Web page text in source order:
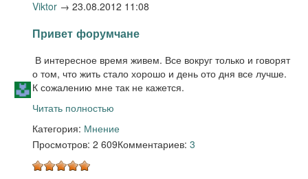
Viktor → 23.08.2012 11:08
Привет форумчане
В интересное время живем. Все вокруг только и говорят
о том, что жить стало хорошо и день ото дня все лучше.
К сожалению мне так не кажется.
Читать полностью
Категория: Мнение
Просмотров: 2 609Комментариев: 3